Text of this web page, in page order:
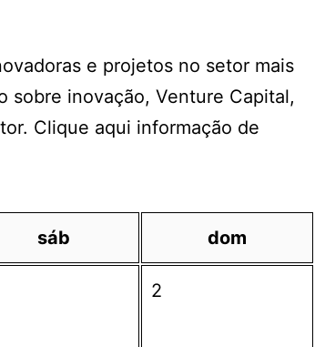
e projetos no setor mais
sobre inovação, Venture Capital,
Clique aqui informação de
sáb dom
2